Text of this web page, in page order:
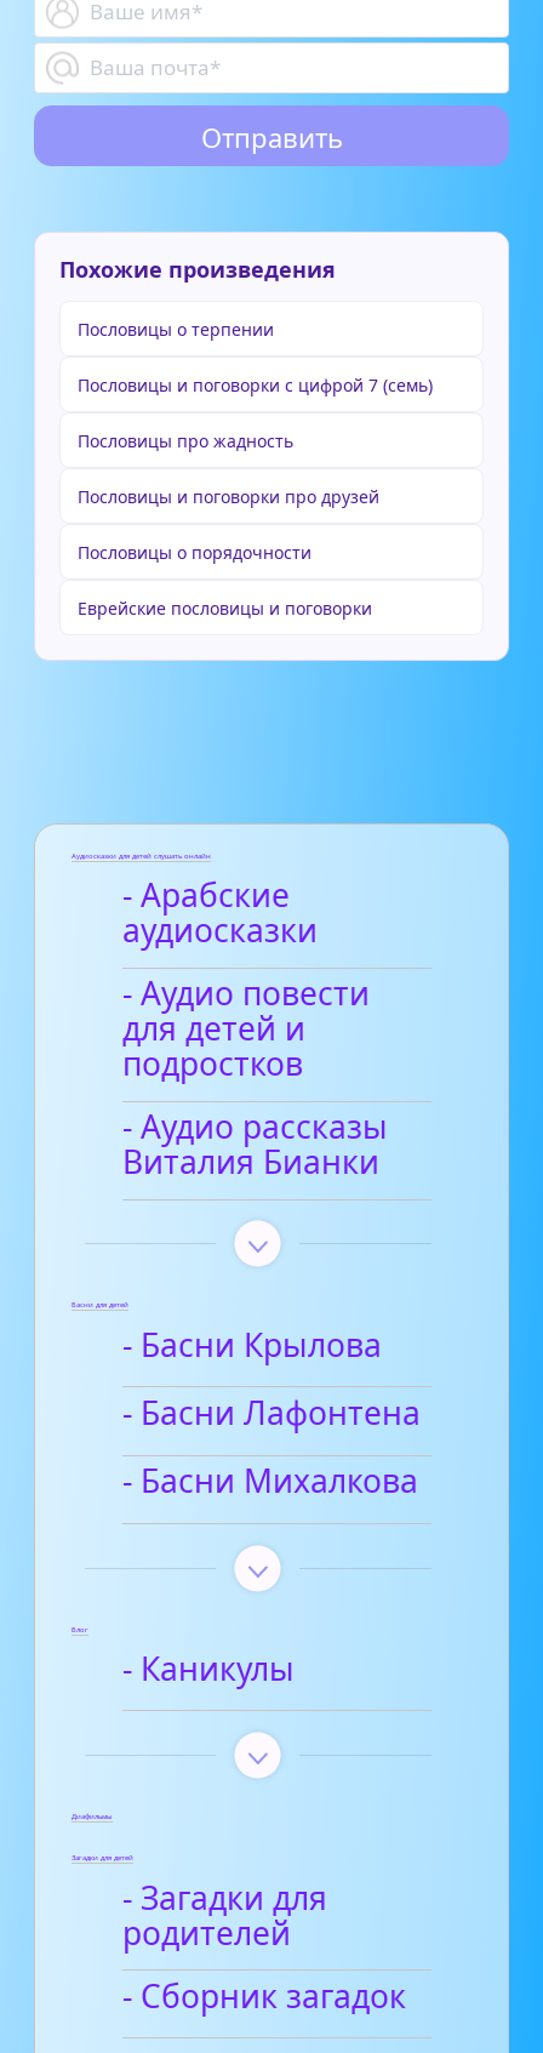
Похожие произведения
Пословицы о терпении
Пословицы и поговорки с цифрой 7 (семь)
Пословицы про жадность
Пословицы и поговорки про друзей
Пословицы о порядочности
Еврейские пословицы и поговорки
Аудиосказки для детей слушать онлайн
- Арабские
аудиосказки
- Аудио повести
для детей и
подростков
- Аудио рассказы
Виталия Бианки
Басни для детей
- Басни Крылова
- Басни Лафонтена
- Басни Михалкова
Блог
- Каникулы
Диафильмы
Загадки для детей
- Загадки для
родителей
- Сборник загадок